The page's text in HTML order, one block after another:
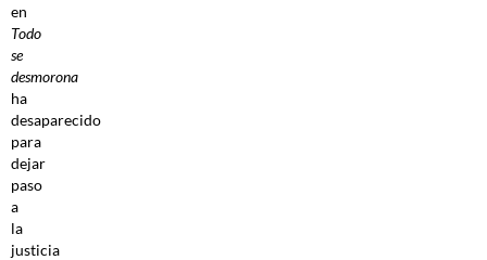
en
Todo
se
desmorona
ha
desaparecido
para
dejar
paso
a
la
justicia